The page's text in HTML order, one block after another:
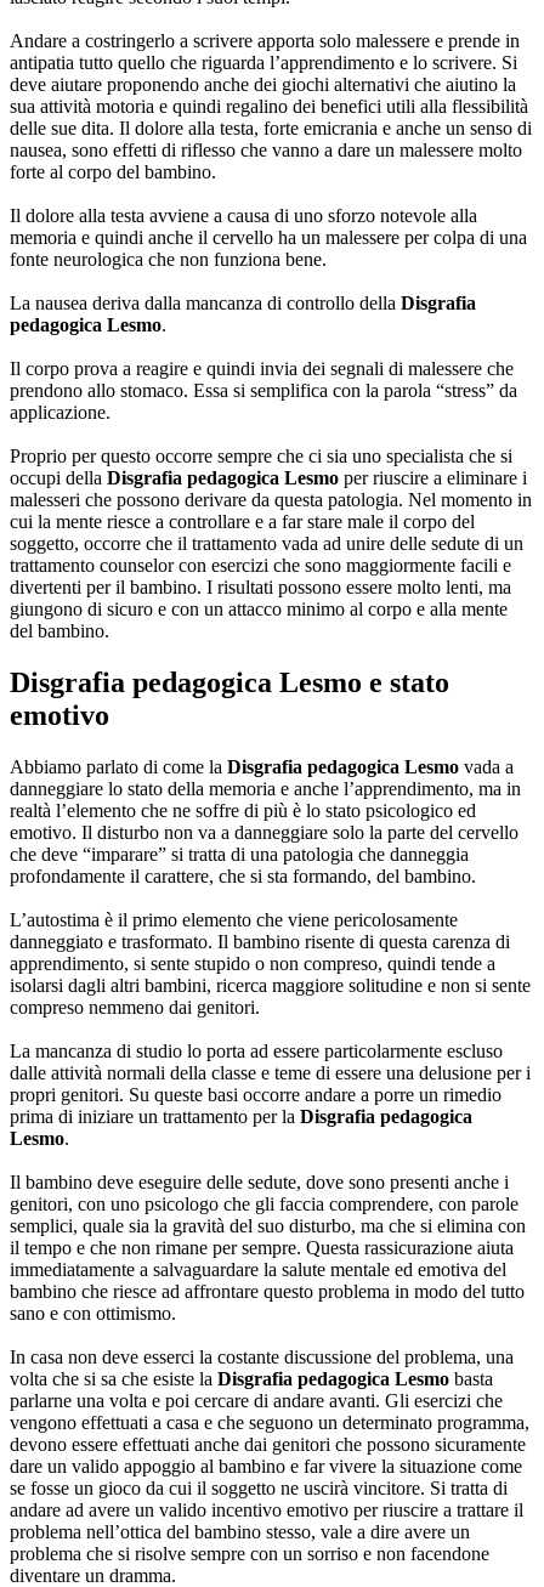
Andare a costringerlo a scrivere apporta solo malessere e prende in
antipatia tutto quello che riguarda l’apprendimento e lo scrivere. Si
deve aiutare proponendo anche dei giochi alternativi che aiutino la
sua attività motoria e quindi regalino dei benefici utili alla flessibilità
delle sue dita. Il dolore alla testa, forte emicrania e anche un senso di
nausea, sono effetti di riflesso che vanno a dare un malessere molto
forte al corpo del bambino.
Il dolore alla testa avviene a causa di uno sforzo notevole alla
memoria e quindi anche il cervello ha un malessere per colpa di una
fonte neurologica che non funziona bene.
La nausea deriva dalla mancanza di controllo della Disgrafia
pedagogica Lesmo.
Il corpo prova a reagire e quindi invia dei segnali di malessere che
prendono allo stomaco. Essa si semplifica con la parola “stress” da
applicazione.
Proprio per questo occorre sempre che ci sia uno specialista che si
occupi della Disgrafia pedagogica Lesmo per riuscire a eliminare i
malesseri che possono derivare da questa patologia. Nel momento in
cui la mente riesce a controllare e a far stare male il corpo del
soggetto, occorre che il trattamento vada ad unire delle sedute di un
trattamento counselor con esercizi che sono maggiormente facili e
divertenti per il bambino. I risultati possono essere molto lenti, ma
giungono di sicuro e con un attacco minimo al corpo e alla mente
del bambino.
Disgrafia pedagogica Lesmo e stato
emotivo
Abbiamo parlato di come la Disgrafia pedagogica Lesmo vada a
danneggiare lo stato della memoria e anche l’apprendimento, ma in
realtà l’elemento che ne soffre di più è lo stato psicologico ed
emotivo. Il disturbo non va a danneggiare solo la parte del cervello
che deve “imparare” si tratta di una patologia che danneggia
profondamente il carattere, che si sta formando, del bambino.
L’autostima è il primo elemento che viene pericolosamente
danneggiato e trasformato. Il bambino risente di questa carenza di
apprendimento, si sente stupido o non compreso, quindi tende a
isolarsi dagli altri bambini, ricerca maggiore solitudine e non si sente
compreso nemmeno dai genitori.
La mancanza di studio lo porta ad essere particolarmente escluso
dalle attività normali della classe e teme di essere una delusione per i
propri genitori. Su queste basi occorre andare a porre un rimedio
prima di iniziare un trattamento per la Disgrafia pedagogica
Lesmo.
Il bambino deve eseguire delle sedute, dove sono presenti anche i
genitori, con uno psicologo che gli faccia comprendere, con parole
semplici, quale sia la gravità del suo disturbo, ma che si elimina con
il tempo e che non rimane per sempre. Questa rassicurazione aiuta
immediatamente a salvaguardare la salute mentale ed emotiva del
bambino che riesce ad affrontare questo problema in modo del tutto
sano e con ottimismo.
In casa non deve esserci la costante discussione del problema, una
volta che si sa che esiste la Disgrafia pedagogica Lesmo basta
parlarne una volta e poi cercare di andare avanti. Gli esercizi che
vengono effettuati a casa e che seguono un determinato programma,
devono essere effettuati anche dai genitori che possono sicuramente
dare un valido appoggio al bambino e far vivere la situazione come
se fosse un gioco da cui il soggetto ne uscirà vincitore. Si tratta di
andare ad avere un valido incentivo emotivo per riuscire a trattare il
problema nell’ottica del bambino stesso, vale a dire avere un
problema che si risolve sempre con un sorriso e non facendone
diventare un dramma.